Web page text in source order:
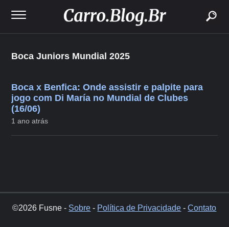
Boca Juniors Mundial 2025
Boca x Benfica: Onde assistir e palpite para
jogo com Di María no Mundial de Clubes
(16/06)
1 ano atrás
©2026 Fusne - Sobre - Política de Privacidade -Contato